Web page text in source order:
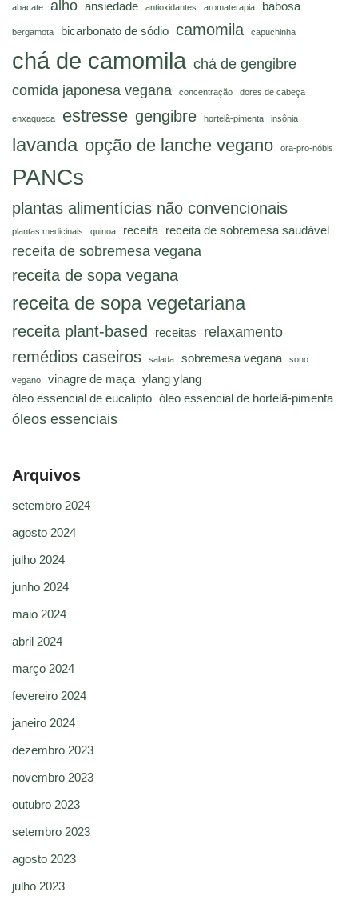
abacate alho ansiedade antioxidantes aromaterapia babosa
bergamota bicarbonato de sódio camomila capuchinha
chá de camomila chá de gengibre
comida japonesa vegana
concentração dores de cabeça
enxaqueca estresse gengibre hortelã-pimenta insônia
lavanda opção de lanche vegano ora-pro-nóbis
PANCs
plantas alimentícias não convencionais
plantas medicinais quinoa receita receita de sobremesa saudável
receita de sobremesa vegana
receita de sopa vegana
receita de sopa vegetariana
receita plant-based receitas relaxamento
remédios caseiros salada sobremesa vegana sono
vegano vinagre de maça ylang ylang
óleo essencial de eucalipto óleo essencial de hortelã-pimenta
óleos essenciais
Arquivos
setembro 2024
agosto 2024
julho 2024
junho 2024
maio 2024
abril 2024
março 2024
fevereiro 2024
janeiro 2024
dezembro 2023
novembro 2023
outubro 2023
setembro 2023
agosto 2023
julho 2023